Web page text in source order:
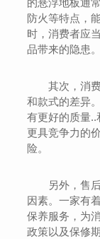
的悬浮地板通
防火等特点，
时，消费者应
品带来的隐患。
其次，消
和款式的差异
有更好的质量..
更具竞争力的
险。
另外，售
因素。一家有
保养服务，为
政策以及保修